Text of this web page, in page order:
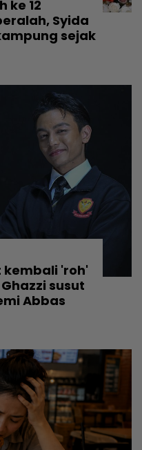
ke 12
Syida
sejak
'roh'
susut
Abbas